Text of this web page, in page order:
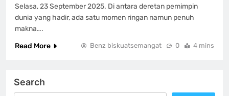
Selasa, 23 September 2025. Di antara deretan pemimpin
dunia yang hadir, ada satu momen ringan namun penuh
makna….
Read More
Benz biskuatsemangat 0 4 mins
Search